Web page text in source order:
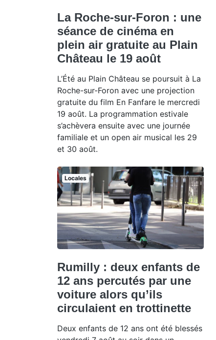
La Roche-sur-Foron : une
séance de cinéma en
plein air gratuite au Plain
Château le 19 août
L’Été au Plain Château se poursuit à La
Roche-sur-Foron avec une projection
gratuite du film En Fanfare le mercredi
19 août. La programmation estivale
s’achèvera ensuite avec une journée
familiale et un open air musical les 29
et 30 août.
Locales
Rumilly : deux enfants de
12 ans percutés par une
voiture alors qu’ils
circulaient en trottinette
Deux enfants de 12 ans ont été blessés